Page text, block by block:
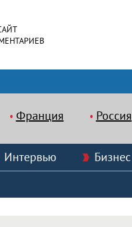
Франция Россия
Интервью Бизнес